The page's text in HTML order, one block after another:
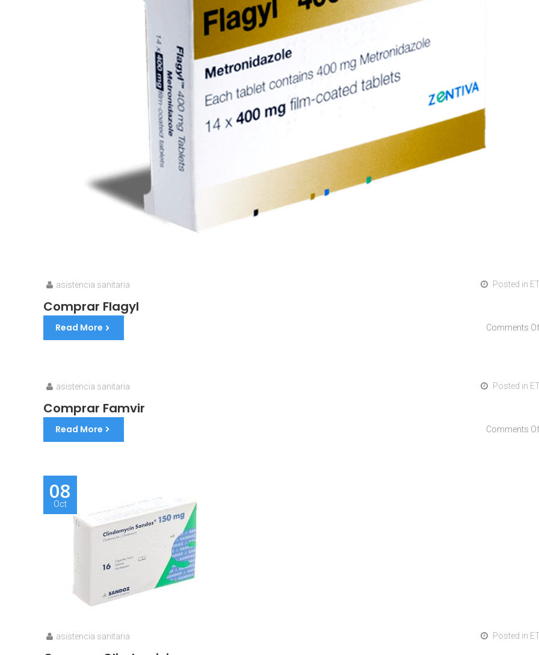
Posted in
asistencia sanitaria
Comprar Flagyl
Read More Comments
Posted in
asistencia sanitaria
Comprar Famvir
Read More Comments
08
Oct
Posted in
asistencia sanitaria